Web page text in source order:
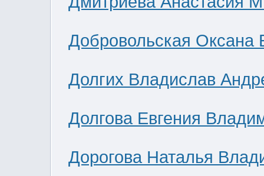
Добровольская Оксана
Долгих Владислав
Долгова Евгения
Дорогова Наталья